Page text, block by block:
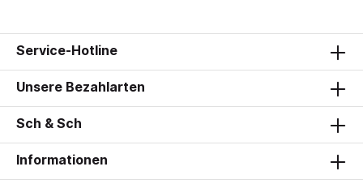
Service-Hotline
Unsere Bezahlarten
Sch & Sch
Informationen